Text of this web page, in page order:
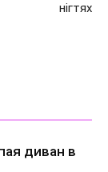
нігтях
диван в